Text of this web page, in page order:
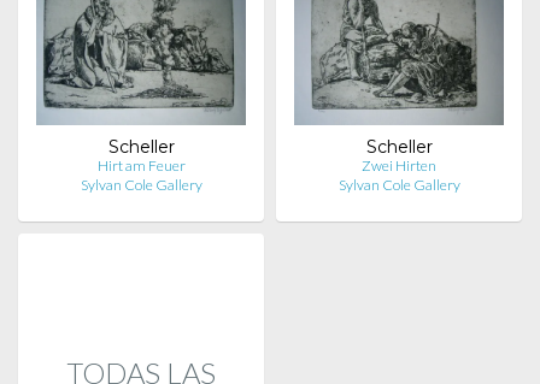
Scheller
Hirt am Feuer
Sylvan Cole Gallery
Scheller
Zwei Hirten
Sylvan Cole Gallery
TODAS LAS